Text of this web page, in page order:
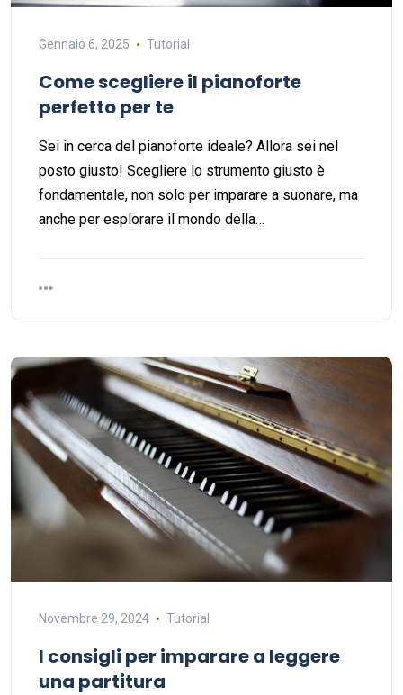
Gennaio 6, 2025 Tutorial
Come scegliere il pianoforte
perfetto per te
Sei in cerca del pianoforte ideale? Allora sei nel
posto giusto! Scegliere lo strumento giusto è
fondamentale, non solo per imparare a suonare, ma
anche per esplorare il mondo della…
Novembre 29, 2024 Tutorial
I consigli per imparare a leggere
una partitura